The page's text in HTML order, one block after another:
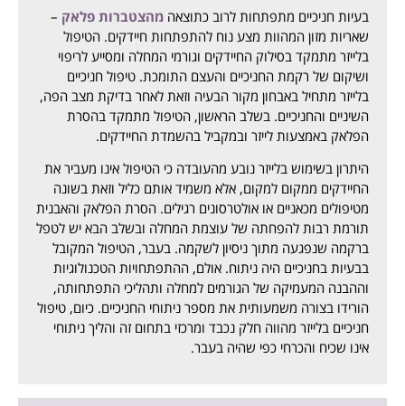
בעיות חניכיים מתפתחות לרוב כתוצאה מהצטברות פלאק –
שאריות מזון המהוות מצע נוח להתפתחות חיידקים. הטיפול
בלייזר מתמקד בסילוק החיידקים וגורמי המחלה ומסייע לריפוי
ושיקום של רקמת החניכיים והעצם התומכת. טיפול חניכיים
בלייזר מתחיל באבחון מקור הבעיה וזאת לאחר בדיקת מצב הפה,
השיניים והחניכיים. בשלב הראשון, הטיפול מתמקד בהסרת
הפלאק באמצעות לייזר ובמקביל בהשמדת החיידקים.
היתרון בשימוש בלייזר נובע מהעובדה כי הטיפול אינו מעביר את
החיידקים ממקום למקום, אלא משמיד אותם כליל וזאת בשונה
מטיפולים מכאניים או אולטרסונים רגילים. הסרת הפלאק והאבנית
תורמת רבות להפחתה של עוצמת המחלה ובשלב הבא יש לטפל
ברקמה שנפגעה מתוך ניסיון לשקמה. בעבר, הטיפול המקובל
בבעיות בחניכיים היה ניתוח. אולם, ההתפתחויות הטכנולוגיות
וההבנה המעמיקה של הגורמים למחלה ותהליכי התפתחותה,
הורידו בצורה משמעותית את מספר ניתוחי החניכיים. כיום, טיפול
חניכיים בלייזר מהווה חלק נכבד ומרכזי בתחום זה והליך ניתוחי
אינו שכיח והכרחי כפי שהיה בעבר.